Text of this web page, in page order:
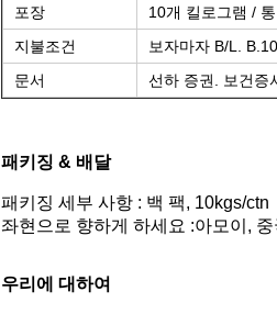
포장 10개 킬로그램 / 통
지불조건
보자마자 B/L.
문서
선하 증권. 보건증
패키징 & 배달
패키징 세부 사항 : 백 팩, 10kgs/ctn
좌현으로 향하게 하세요 :아모이, 중
우리에 대하여